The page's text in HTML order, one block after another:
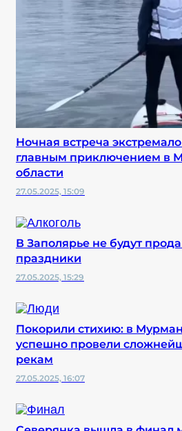
Ночная встреча
главным приключением в
области
27.05.2025, 15:09
В Заполярье не будут
праздники
27.05.2025, 15:29
Покорили стихию: в
успешно провели
рекам
27.05.2025, 16:07